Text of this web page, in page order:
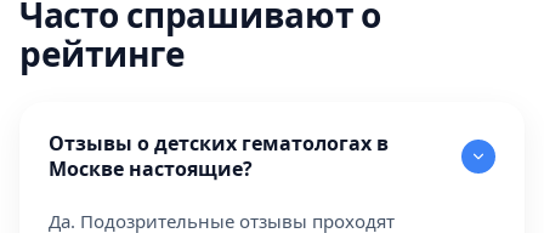
Часто спрашивают о
рейтинге
Отзывы о детских гематологах в
Москве настоящие?
Да. Подозрительные отзывы проходят